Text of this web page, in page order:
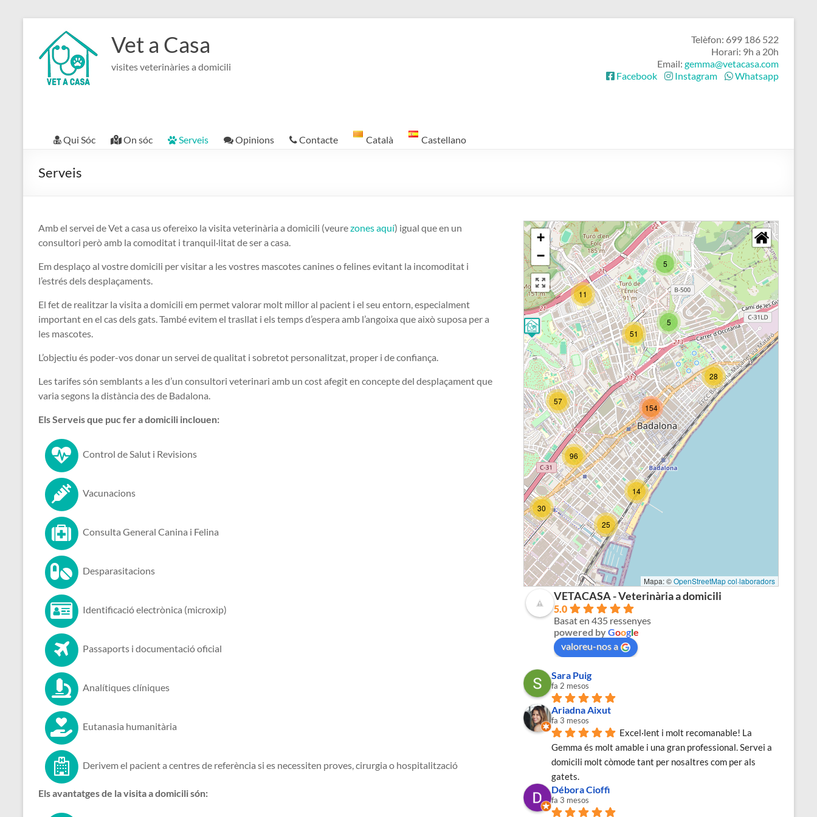
content
Vet a Casa
visites veterinàries a domicili
Telèfon: 699 186 522
Horari: 9h a 20h
Email: gemma@vetacasa.com
Facebook
Instagram Whatsapp
Qui Sóc On sóc Serveis Opinions Contacte Català Castellano
Serveis
Amb el servei de Vet a casa us ofereixo la visita veterinària a domicili (veurezones aquí) igual que en un
consultori però amb la comoditat i tranquil·litat de ser a casa.
Em desplaço al vostre domicili per visitar a les vostres mascotes canines o felines evitant la incomoditat i
l’estrés dels desplaçaments.
El fet de realitzar la visita a domicili em permet valorar molt millor al pacient i el seu entorn, especialment
important en el cas dels gats. També evitem el trasllat i els temps d’espera amb l’angoixa que això suposa per a
les mascotes.
L’objectiu és poder-vos donar un servei de qualitat i sobretot personalitzat, proper i de confiança.
Les tarifes són semblants a les d’un consultori veterinari amb un cost afegit en concepte del desplaçament que
varia segons la distància des de Badalona.
Els Serveis que puc fer a domicili inclouen:
Control de Salut i Revisions
Vacunacions
Consulta General Canina i Felina
Desparasitacions
Identificació electrònica (microxip)
Passaports i documentació oficial
Analítiques clíniques
Eutanasia humanitària
Derivem el pacient a centres de referència si es necessiten proves, cirurgia o hospitalització
Els avantatges de la visita a domicili són:
2
25
14
14
28
5
5
30
57
51
96
154
11
+
−
Mapa: ©OpenStreetMap col·laboradors
VETACASA - Veterinària a domicili
5.0
Basat en 435 ressenyes
powered byGoogle
valoreu-nos a
Sara Puig
fa 2 mesos
Ariadna Aixut
fa 3 mesos
Excel·lent i molt recomanable! La
Gemma és molt amable i una gran professional. Servei a
domicili molt còmode tant per nosaltres com per als
gatets.
Débora Cioffi
fa 3 mesos